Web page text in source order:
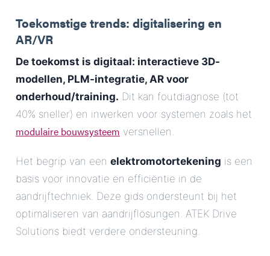
Toekomstige trends: digitalisering en
AR/VR
De toekomst is digitaal: interactieve 3D-
modellen, PLM-integratie, AR voor
onderhoud/training. Dit kan foutdiagnose (tot
40% sneller) en inwerken voor systemen zoals het
modulaire bouwsysteem versnellen.
Het begrip van een elektromotortekening is een
basis voor innovatie en efficiëntie in de
aandrijftechniek. Deze gids ondersteunt bij het
optimaliseren van aandrijflösungen. ATEK Drive
Solutions biedt verdere ondersteuning.